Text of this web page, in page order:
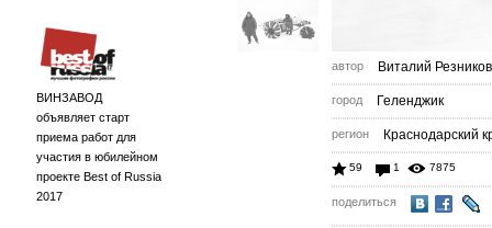
ВИНЗАВОД
объявляет старт
приема работ для
участия в юбилейном
проекте Best of Russia
2017
автор Виталий Резников
город Геленджик
регион Краснодарский
59 1 7875
поделиться